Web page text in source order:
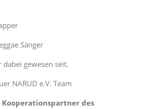
Sänger
gewesen seit.
NARUD e.V. Team
des